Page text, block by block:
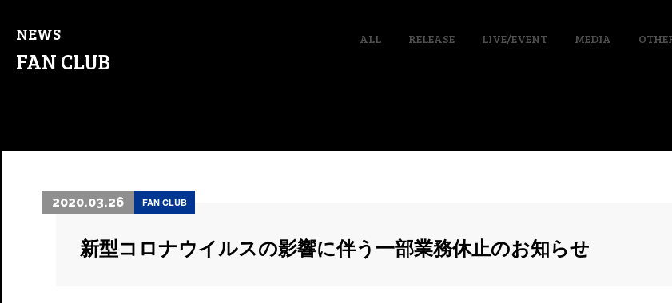
NEWS
FAN CLUB
ALL RELEASE LIVE/EVENT MEDIA
2020.03.26 FAN CLUB
新型コロナウイルスの影響に伴う一部業務休止のお知らせ